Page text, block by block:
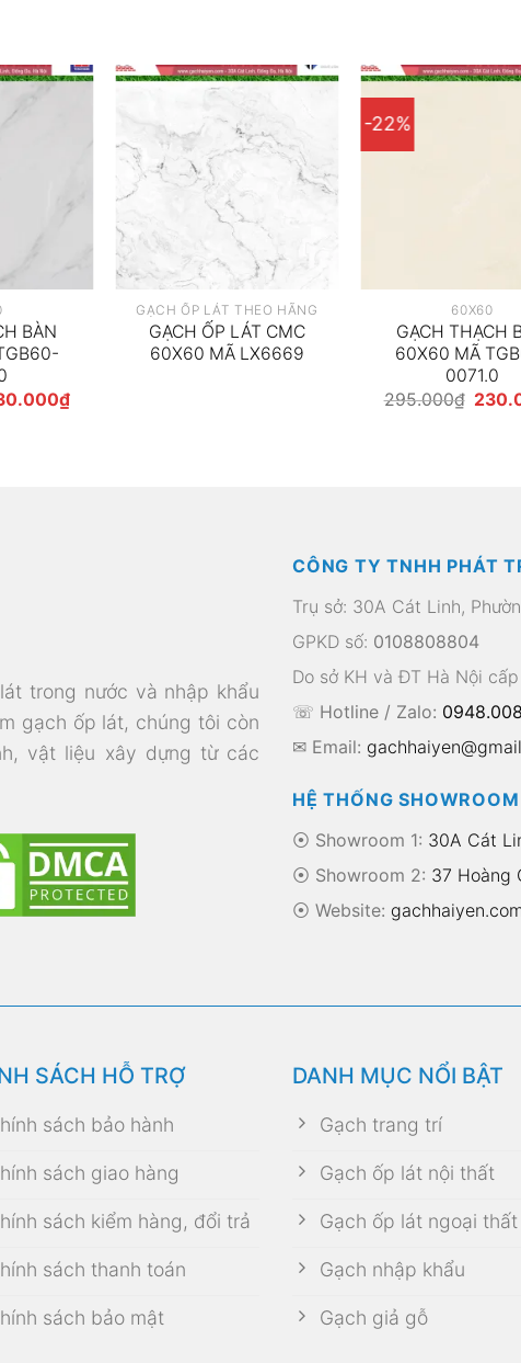
BÀN
₫Giá
GẠCH ỐP LÁT THEO HÃNG
GẠCH ỐP LÁT CMC
60X60 MÃ LX6669
-22%
60X60
GẠCH THẠCH
60X60 MÃ
0071.0
295.000₫ Giá
trong nước và nhập khẩu
gạch ốp lát, chúng tôi còn
vật liệu xây dựng từ các
CÔNG TY TNHH PHÁT
Trụ sở: 30A Cát Linh,
GPKD số: 0108808804
Do sở KH và ĐT Hà Nội
☏ Hotline / Zalo:
✉ Email:
HỆ THỐNG SHOWROOM
⦿ Showroom 1: 30A Cát
⦿ Showroom 2: 37 Hoàng
⦿ Website:
SÁCH HỖ TRỢ
sách bảo hành
sách giao hàng
sách kiểm hàng, đổi trả
sách thanh toán
sách bảo mật
DANH MỤC NỔI BẬT
Gạch trang trí
Gạch ốp lát nội thất
Gạch ốp lát ngoại thất
Gạch nhập khẩu
Gạch giả gỗ